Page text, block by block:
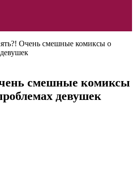
Очень смешные комиксы о
смешные комиксы
девушек